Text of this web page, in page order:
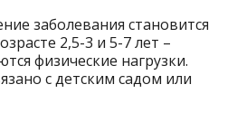
заболевания становится
2,5-3 и 5-7 лет –
физические нагрузки.
с детским садом или